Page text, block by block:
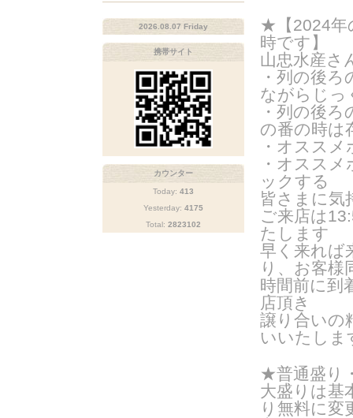
★【2024年
時です】
山忠水産さ
・列の後
ながらじっ
・列の後
の番の時は
・オスス
・オスス
ックする
皆さまに気
ご来店は
たします
早く来れば
り、お客様
時間前に到
店頂き
譲り合いの
いいたしま
★普通盛り
大盛りは基
り無料に変
2026.08.07 Friday
携帯サイト
カウンター
Today: 413
Yesterday: 4175
Total: 2823102